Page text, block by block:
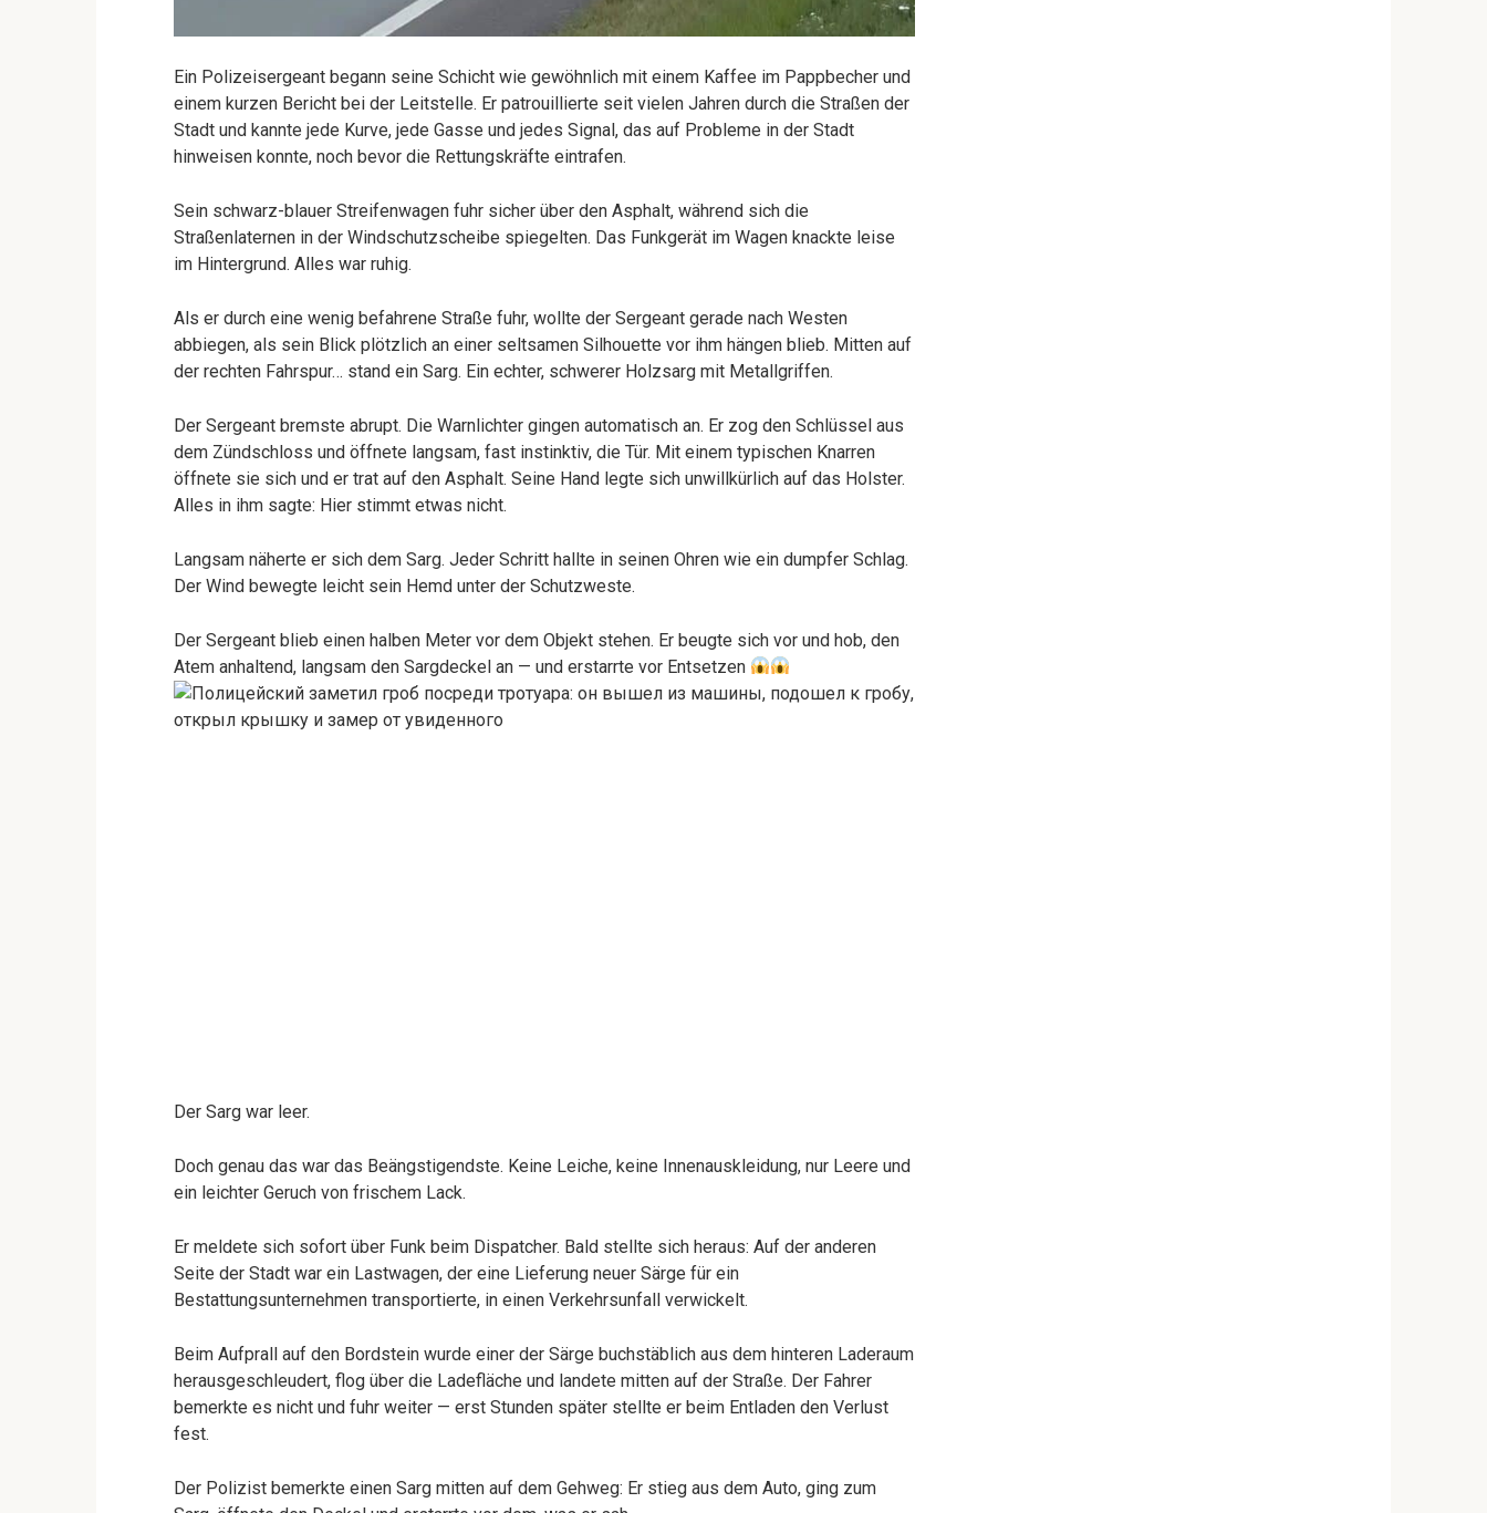
Ein Polizeisergeant begann seine Schicht wie gewöhnlich mit einem Kaffee im Pappbecher und
einem kurzen Bericht bei der Leitstelle. Er patrouillierte seit vielen Jahren durch die Straßen der
Stadt und kannte jede Kurve, jede Gasse und jedes Signal, das auf Probleme in der Stadt
hinweisen konnte, noch bevor die Rettungskräfte eintrafen.
Sein schwarz-blauer Streifenwagen fuhr sicher über den Asphalt, während sich die
Straßenlaternen in der Windschutzscheibe spiegelten. Das Funkgerät im Wagen knackte leise
im Hintergrund. Alles war ruhig.
Als er durch eine wenig befahrene Straße fuhr, wollte der Sergeant gerade nach Westen
abbiegen, als sein Blick plötzlich an einer seltsamen Silhouette vor ihm hängen blieb. Mitten auf
der rechten Fahrspur… stand ein Sarg. Ein echter, schwerer Holzsarg mit Metallgriffen.
Der Sergeant bremste abrupt. Die Warnlichter gingen automatisch an. Er zog den Schlüssel aus
dem Zündschloss und öffnete langsam, fast instinktiv, die Tür. Mit einem typischen Knarren
öffnete sie sich und er trat auf den Asphalt. Seine Hand legte sich unwillkürlich auf das Holster.
Alles in ihm sagte: Hier stimmt etwas nicht.
Langsam näherte er sich dem Sarg. Jeder Schritt hallte in seinen Ohren wie ein dumpfer Schlag.
Der Wind bewegte leicht sein Hemd unter der Schutzweste.
Der Sergeant blieb einen halben Meter vor dem Objekt stehen. Er beugte sich vor und hob, den
Atem anhaltend, langsam den Sargdeckel an — und erstarrte vor Entsetzen
Der Sarg war leer.
Doch genau das war das Beängstigendste. Keine Leiche, keine Innenauskleidung, nur Leere und
ein leichter Geruch von frischem Lack.
Er meldete sich sofort über Funk beim Dispatcher. Bald stellte sich heraus: Auf der anderen
Seite der Stadt war ein Lastwagen, der eine Lieferung neuer Särge für ein
Bestattungsunternehmen transportierte, in einen Verkehrsunfall verwickelt.
Beim Aufprall auf den Bordstein wurde einer der Särge buchstäblich aus dem hinteren Laderaum
herausgeschleudert, flog über die Ladefläche und landete mitten auf der Straße. Der Fahrer
bemerkte es nicht und fuhr weiter — erst Stunden später stellte er beim Entladen den Verlust
fest.
Der Polizist bemerkte einen Sarg mitten auf dem Gehweg: Er stieg aus dem Auto, ging zum